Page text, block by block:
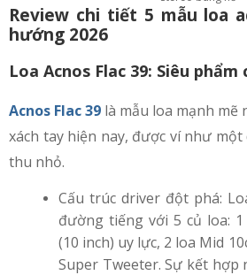
Review chi tiết 5 mẫu loa
hướng 2026
Loa Acnos Flac 39: Siêu
Acnos Flac 39 là mẫu loa mạnh
xách tay hiện nay, được ví như
thu nhỏ.
Cấu trúc driver đột phá:
đường tiếng với 5 củ loa:
(10 inch) uy lực, 2 loa Mid
Super Tweeter. Sự kết hợp